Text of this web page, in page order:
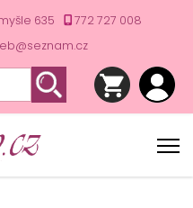
635
772 727 008